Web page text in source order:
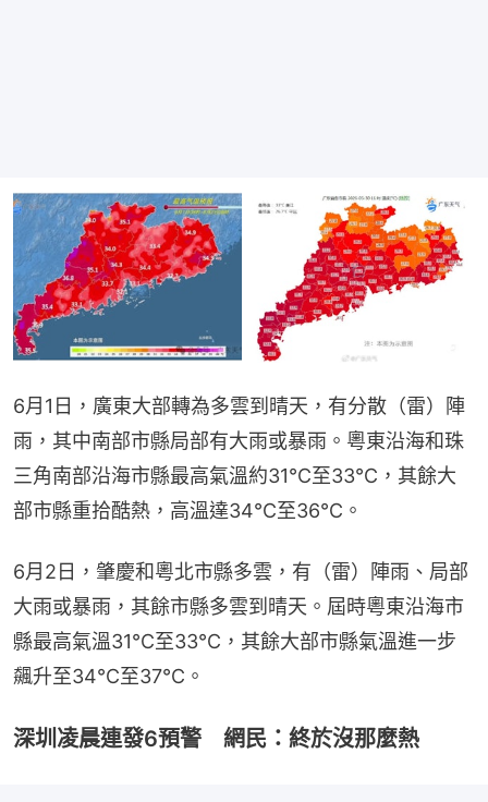
6月1日，廣東大部轉為多雲到晴天，有分散（雷）陣
雨，其中南部市縣局部有大雨或暴雨。粵東沿海和珠
三角南部沿海市縣最高氣溫約31℃至33℃，其餘大
部市縣重拾酷熱，高溫達34℃至36℃。
6月2日，肇慶和粵北市縣多雲，有（雷）陣雨、局部
大雨或暴雨，其餘市縣多雲到晴天。屆時粵東沿海市
縣最高氣溫31℃至33℃，其餘大部市縣氣溫進一步
飆升至34℃至37℃。
深圳凌晨連發6預警 網民：終於沒那麼熱